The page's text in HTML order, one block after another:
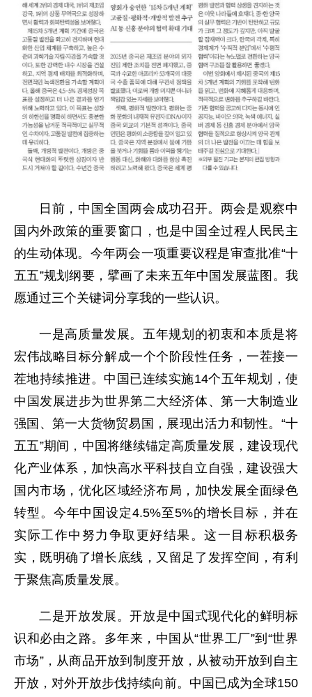
日前，中国全国两会成功召开。两会是观察中
国内外政策的重要窗口，也是中国全过程人民民主
的生动体现。今年两会一项重要议程是审查批准“十
五五”规划纲要，擘画了未来五年中国发展蓝图。我
愿通过三个关键词分享我的一些认识。
一是高质量发展。五年规划的初衷和本质是将
宏伟战略目标分解成一个个阶段性任务，一茬接一
茬地持续推进。中国已连续实施14个五年规划，使
中国发展进步为世界第二大经济体、第一大制造业
强国、第一大货物贸易国，展现出活力和韧性。“十
五五”期间，中国将继续锚定高质量发展，建设现代
化产业体系，加快高水平科技自立自强，建设强大
国内市场，优化区域经济布局，加快发展全面绿色
转型。今年中国设定4.5%至5%的增长目标，并在
实际工作中努力争取更好结果。这一目标积极务
实，既明确了增长底线，又留足了发挥空间，有利
于聚焦高质量发展。
二是开放发展。开放是中国式现代化的鲜明标
识和必由之路。多年来，中国从“世界工厂”到“世界
市场”，从商品开放到制度开放，从被动开放到自主
开放，对外开放步伐持续向前。中国已成为全球150